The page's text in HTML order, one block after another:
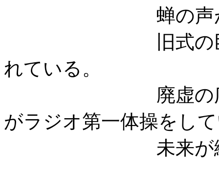
蝉の
旧式
れている。
廃虚
がラジオ第一体操をし
未来